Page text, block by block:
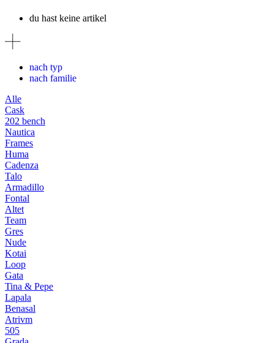
du hast keine artikel
nach typ
nach familie
Alle
Cask
202 bench
Nautica
Frames
Huma
Cadenza
Talo
Armadillo
Fontal
Altet
Team
Gres
Nude
Kotai
Loop
Gata
Tina & Pepe
Lapala
Benasal
Atrivm
505